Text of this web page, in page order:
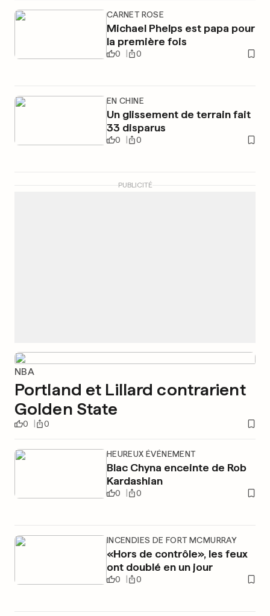
CARNET ROSE
Michael Phelps est papa pour
la première fois
0 0
EN CHINE
Un glissement de terrain fait
33 disparus
0 0
PUBLICITÉ
NBA
Portland et Lillard contrarient
Golden State
0 0
HEUREUX ÉVÉNEMENT
Blac Chyna enceinte de Rob
Kardashian
0 0
INCENDIES DE FORT MCMURRAY
«Hors de contrôle», les feux
ont doublé en un jour
0 0